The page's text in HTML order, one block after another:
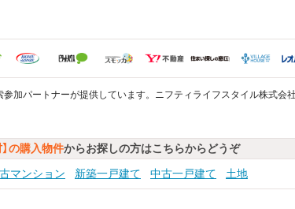
加パートナーが提供しています。ニフティライフスタイル株式会
の購入物件からお探しの方はこちらからどうぞ
マンション 新築一戸建て 中古一戸建て 土地